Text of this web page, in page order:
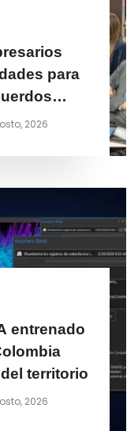
para
2026
entrenado
territorio
2026